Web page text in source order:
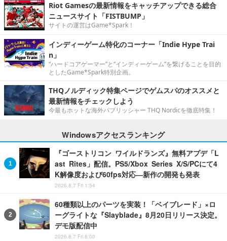
Riot Gamesの最新情報をキャッチアップできる総合
ニュースサイト「FISTBUMP」
サイトの運営はGame*Spark！
インディーゲーム特化のコーナー「Indie Hype Trai
n」
“ハードコアゲーマー”と“インディーゲーム”を繋げることを目的
としたGame*Spark特別企画。
THQノルディック特集ページでゲムスパのオススメと
最新情報をチェックしよう
今最もホットな海外パブリッシャー THQ Nordicを徹底特集！
Windowsアクセスランキング
『ゴーストリコン ワイルドランズ』無料アプデ「L
ast Rites」配信。PS5/Xbox Series X/S/PCにて4
K解像度および60fps対応―新作の開発も発表
2026.8.7 Fri 1:54
60種類以上のパーツを実装！「ベイブレード」×ロ
ーグライトな『Slayblade』8月20日リリース決定。
デモ版配信中
2026.8.7 Fri 8:00